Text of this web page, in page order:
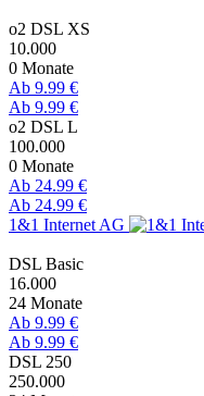
o2 DSL XS
10.000
0 Monate
Ab 9.99 €
Ab 9.99 €
o2 DSL L
100.000
0 Monate
Ab 24.99 €
Ab 24.99 €
1&1 Internet AG
DSL Basic
16.000
24 Monate
Ab 9.99 €
Ab 9.99 €
DSL 250
250.000